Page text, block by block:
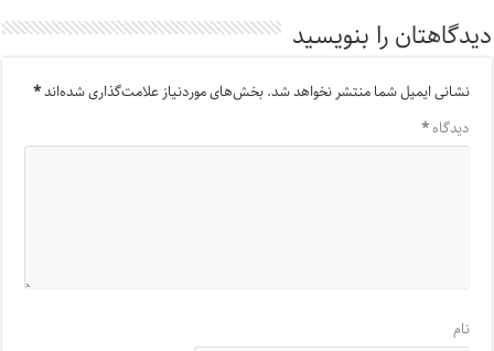
دیدگاهتان را بنویسید
نشانی ایمیل شما منتشر نخواهد شد.بخش‌های موردنیاز علامت‌گذاری شده‌اند*
دیدگاه*
نام